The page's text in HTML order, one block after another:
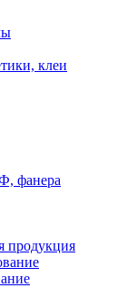
клеи
фанера
продукция